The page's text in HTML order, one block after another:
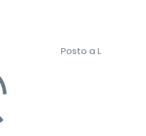
Posto a L